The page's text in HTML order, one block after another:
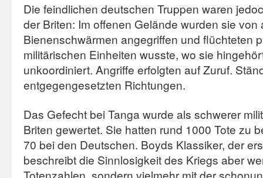
Die feindlichen deutschen Truppen waren
der Briten: Im offenen Gelände wurden sie von
Bienenschwärmen angegriffen und flüchteten
militärischen Einheiten wusste, wo sie
unkoordiniert. Angriffe erfolgten auf Zuruf.
entgegengesetzten Richtungen.
Das Gefecht bei Tanga wurde als schwerer
Briten gewertet. Sie hatten rund 1000 Tote zu
70 bei den Deutschen. Boyds Klassiker, der
beschreibt die Sinnlosigkeit des Kriegs aber
Totenzahlen, sondern vielmehr mit der